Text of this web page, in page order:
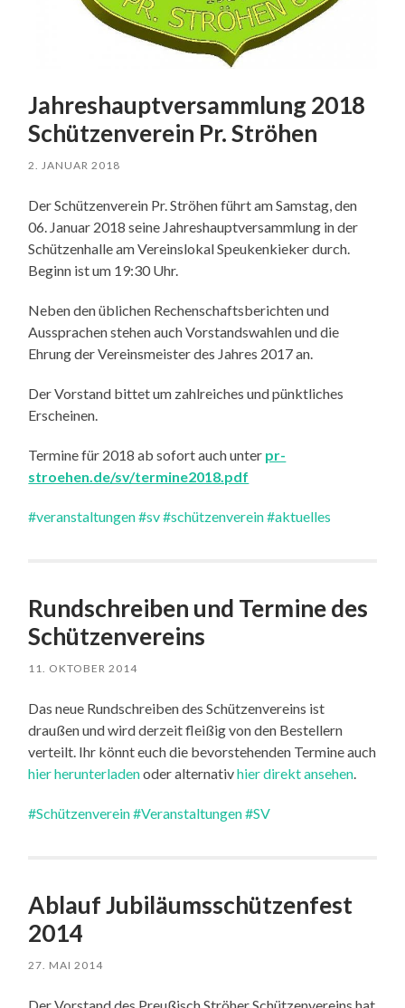
Jahreshauptversammlung 2018
Schützenverein Pr. Ströhen
2. JANUAR 2018
Der Schützenverein Pr. Ströhen führt am Samstag, den
06. Januar 2018 seine Jahreshauptversammlung in der
Schützenhalle am Vereinslokal Speukenkieker durch.
Beginn ist um 19:30 Uhr.
Neben den üblichen Rechenschaftsberichten und
Aussprachen stehen auch Vorstandswahlen und die
Ehrung der Vereinsmeister des Jahres 2017 an.
Der Vorstand bittet um zahlreiches und pünktliches
Erscheinen.
Termine für 2018 ab sofort auch unter pr-
stroehen.de/sv/termine2018.pdf
#veranstaltungen#sv#schützenverein#aktuelles
Rundschreiben und Termine des
Schützenvereins
11. OKTOBER 2014
Das neue Rundschreiben des Schützenvereins ist
draußen und wird derzeit fleißig von den Bestellern
verteilt. Ihr könnt euch die bevorstehenden Termine auch
hier herunterladenoder alternativhier direkt ansehen.
#Schützenverein#Veranstaltungen#SV
Ablauf Jubiläumsschützenfest
2014
27. MAI 2014